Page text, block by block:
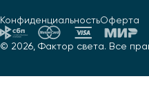
© 2026, Фактор света. Все
КонфиденциальностьОферта